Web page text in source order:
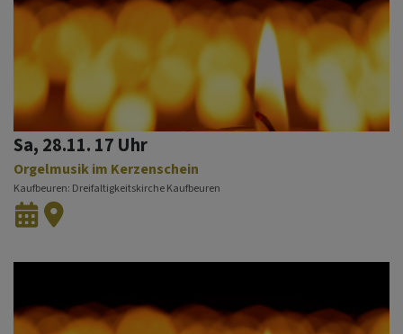
Sa, 28.11. 17 Uhr
Orgelmusik im Kerzenschein
Kaufbeuren Dreifaltigkeitskirche Kaufbeuren